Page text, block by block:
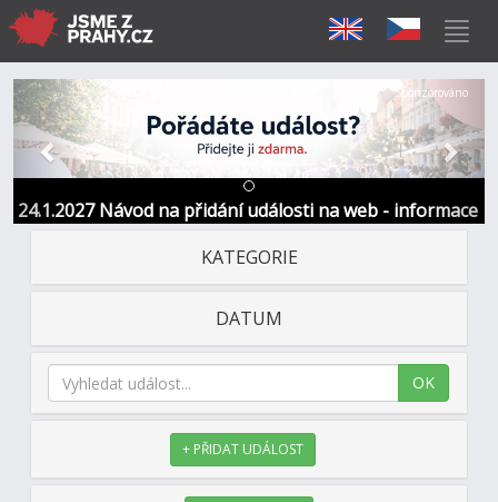
24.1.2027 Návod na přidání události na web - informace
a kontakt
Předchozí Další
Sponzorováno
KATEGORIE
DATUM
OK
+ PŘIDAT UDÁLOST